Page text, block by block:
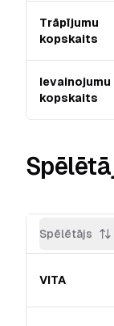
Trāpījumu
kopskaits
Ievainojumu
kopskaits
Spēlētājs
VITA